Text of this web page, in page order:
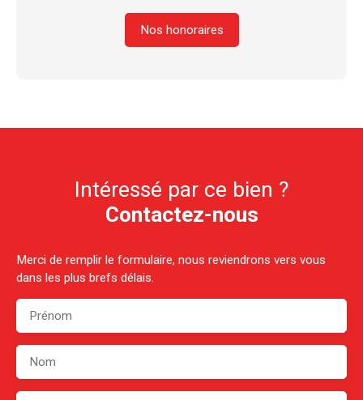
Nos honoraires
Intéressé par ce bien ?
Contactez-nous
Merci de remplir le formulaire, nous reviendrons vers vous
dans les plus brefs délais.
Prénom
Nom